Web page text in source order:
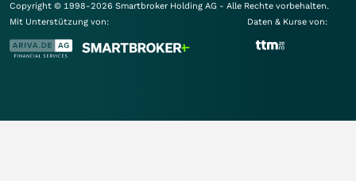
Copyright © 1998-2026 Smartbroker Holding AG - Alle Rechte vorbehalten.
Mit Unterstützung von:
Daten & Kurse von: